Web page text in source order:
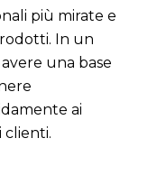
più mirate e
In un
una base
ai
clienti.